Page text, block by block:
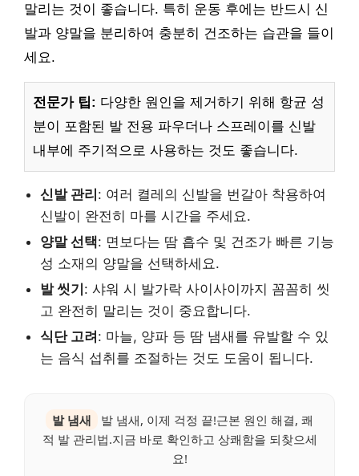
말리는 것이 좋습니다. 특히 운동 후에는 반드시 신
발과 양말을 분리하여 충분히 건조하는 습관을 들이
세요.
전문가 팁: 다양한 원인을 제거하기 위해 항균 성
분이 포함된 발 전용 파우더나 스프레이를 신발
내부에 주기적으로 사용하는 것도 좋습니다.
신발 관리: 여러 켤레의 신발을 번갈아 착용하여
신발이 완전히 마를 시간을 주세요.
양말 선택: 면보다는 땀 흡수 및 건조가 빠른 기능
성 소재의 양말을 선택하세요.
발 씻기: 샤워 시 발가락 사이사이까지 꼼꼼히 씻
고 완전히 말리는 것이 중요합니다.
식단 고려: 마늘, 양파 등 땀 냄새를 유발할 수 있
는 음식 섭취를 조절하는 것도 도움이 됩니다.
발 냄새
발 냄새, 이제 걱정 끝!근본 원인 해결, 쾌
적 발 관리법.지금 바로 확인하고 상쾌함을 되찾으세
요!